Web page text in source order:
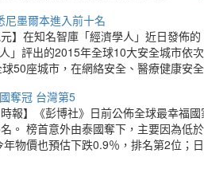
墨爾本進入前十名
元】在知名智庫「經濟學人」近日發佈
」評出的2015年全球10大安全城市依
50座城市，在網絡安全、醫療健康安
奪冠 台灣第5
時報】《彭博社》日前公佈全球最幸福
。 榜首意外由泰國奪下，主要因為低
物價也預估下跌0.9％，排名第2位；